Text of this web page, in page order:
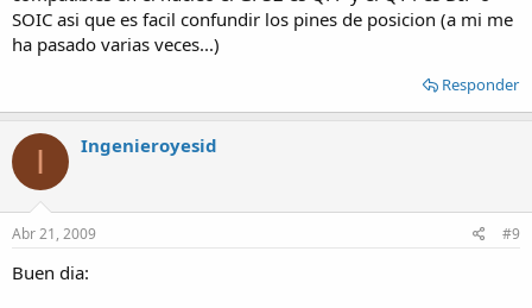
SOIC asi que es facil confundir los pines de posicion (a mi me
ha pasado varias veces...)
Responder
I Ingenieroyesid
Abr 21, 2009 #9
Buen dia: